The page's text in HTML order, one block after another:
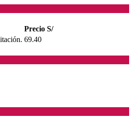
Precio S/
69.40